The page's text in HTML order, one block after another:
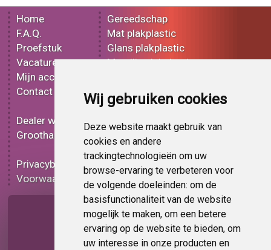
Wij gebruiken cookies
Deze website maakt gebruik van
cookies en andere
trackingtechnologieën om uw
browse-ervaring te verbeteren voor
de volgende doeleinden: om de
basisfunctionaliteit van de website
mogelijk te maken, om een betere
ervaring op de website te bieden, om
uw interesse in onze producten en
Home
F.A.Q.
Proefstuk
Vacatures
Mijn account
Contact
Dealer worden
Groothandel
Privacybeleid
Voorwaarden
Gereedschap
Mat plakplastic
Glans plakplastic
Metallic plakplastic
Effect plakplastic
Bedrukt plakplastic
Carbon plakplastic
Lampen folie
Functionele folie
Plakplastic korting
Op bestelling
Pagina delen